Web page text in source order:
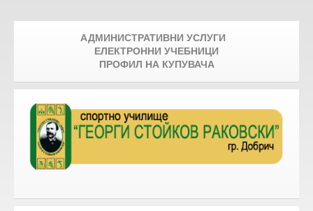
АДМИНИСТРАТИВНИ УСЛУГИ
ЕЛЕКТРОННИ УЧЕБНИЦИ
ПРОФИЛ НА КУПУВАЧА